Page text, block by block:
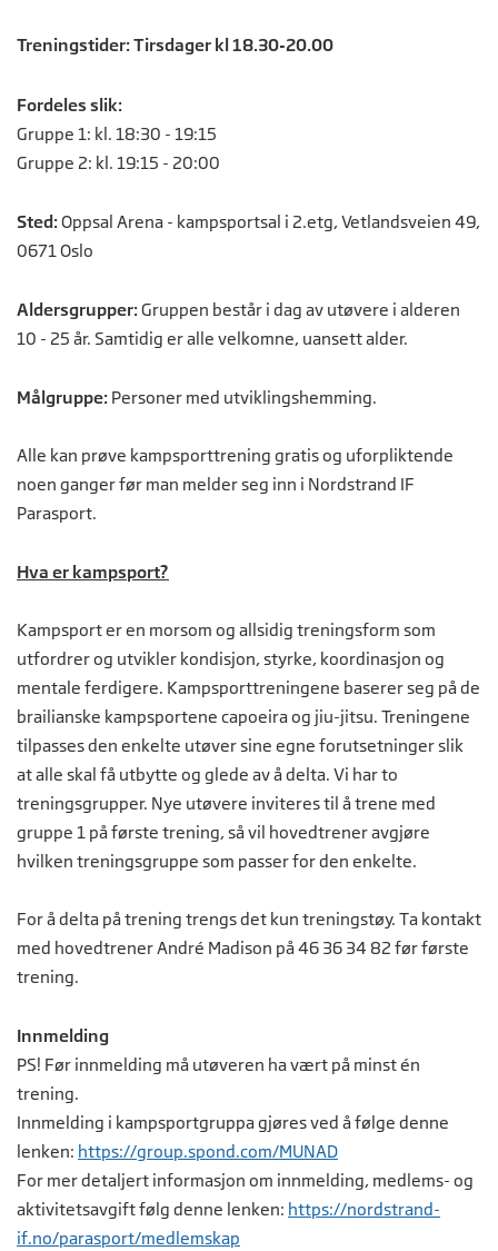
Treningstider: Tirsdager kl 18.30-20.00
Fordeles slik:
Gruppe 1: kl. 18:30 - 19:15
Gruppe 2: kl. 19:15 - 20:00
Sted:Oppsal Arena - kampsportsal i 2.etg, Vetlandsveien 49,
0671 Oslo
Aldersgrupper:Gruppen består i dag av utøvere i alderen
10 - 25 år. Samtidig er alle velkomne, uansett alder.
Målgruppe: Personer med utviklingshemming.
Alle kan prøve kampsporttrening gratis og uforpliktende
noen ganger før man melder seg inn i Nordstrand IF
Parasport.
Hva er kampsport?
Kampsport er en morsom og allsidig treningsform som
utfordrer og utvikler kondisjon, styrke, koordinasjon og
mentale ferdigere. Kampsporttreningene baserer seg på de
brailianske kampsportene capoeira og jiu-jitsu. Treningene
tilpasses den enkelte utøver sine egne forutsetninger slik
at alle skal få utbytte og glede av å delta. Vi har to
treningsgrupper. Nye utøvere inviteres til å trene med
gruppe 1 på første trening, så vil hovedtrener avgjøre
hvilken treningsgruppe som passer for den enkelte.
For å delta på trening trengs det kun treningstøy. Ta kontakt
med hovedtrener André Madison på 46 36 34 82 før første
trening.
Innmelding
PS! Før innmelding må utøveren ha vært på minst én
trening.
Innmelding i kampsportgruppa gjøres ved å følge denne
lenken: https://group.spond.com/MUNAD
For mer detaljert informasjon om innmelding, medlems- og
aktivitetsavgift følg denne lenken: https://nordstrand-
if.no/parasport/medlemskap